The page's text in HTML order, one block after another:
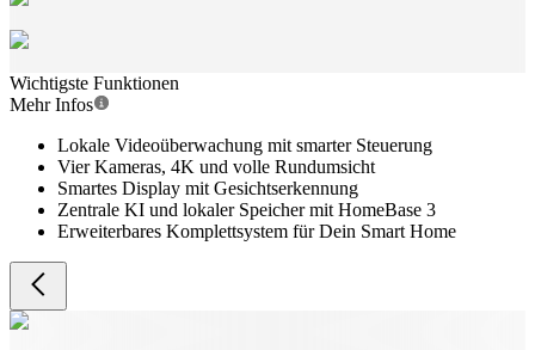
Wichtigste Funktionen
Mehr Infos
Lokale Videoüberwachung mit smarter Steuerung
Vier Kameras, 4K und volle Rundumsicht
Smartes Display mit Gesichtserkennung
Zentrale KI und lokaler Speicher mit HomeBase 3
Erweiterbares Komplettsystem für Dein Smart Home